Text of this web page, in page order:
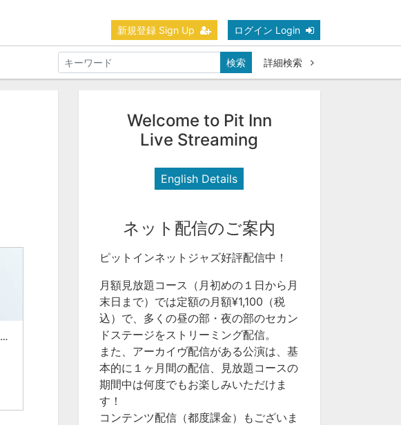
新規登録 Sign Up ログイン Login
検索
詳細検索
Mitsuhiro Itagaki 2days - August 29, 2026 -
Welcome to Pit Inn
Live Streaming
English Details
ネット配信のご案内
ピットインネットジャズ好評配信中！
月額見放題コース（月初めの１日から月
末日まで）では定額の月額¥1,100（税
込）で、多くの昼の部・夜の部のセカン
ドステージをストリーミング配信。
また、アーカイヴ配信がある公演は、基
本的に１ヶ月間の配信、見放題コースの
期間中は何度でもお楽しみいただけま
す！
コンテンツ配信（都度課金）もございま